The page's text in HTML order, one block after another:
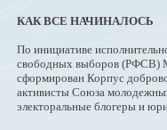
КАК ВСЕ НАЧИНАЛОСЬ
По инициативе
свободных выборов (РФСВ)
сформирован Корпус
активисты Союза
электоральные блогеры и